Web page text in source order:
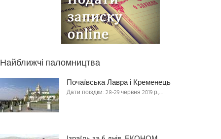
Найближчі паломництва
Почаївська Лавра і Кременець
Дати поїздки: 28-29 червня 2019 р.,…